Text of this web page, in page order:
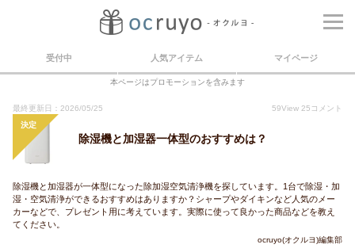
受付中 人気アイテム マイページ
本ページはプロモーションを含みます
最終更新日：2026/05/25 59View 25 コメント
決定
除湿機と加湿器一体型のおすすめは？
除湿機と加湿器が一体型になった除加湿空気清浄機を探しています。1台で除湿・加
湿・空気清浄ができるおすすめはありますか？シャープやダイキンなど人気のメー
カーなどで、プレゼント用に考えています。実際に使って良かった商品などを教え
てください。
ocruyo(オクルヨ)編集部